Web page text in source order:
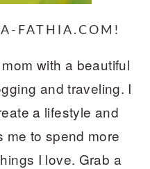
FATHIA.COM!
with a beautiful
and traveling. I
a lifestyle and
me to spend more
I love. Grab a